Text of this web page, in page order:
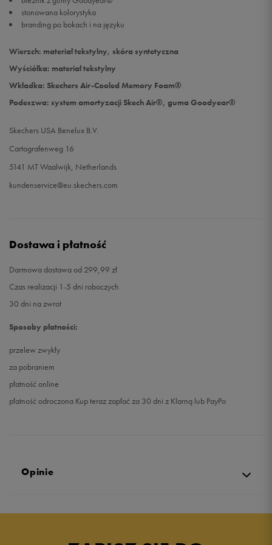
stonowana kolorystyka
branding po bokach i na języku
Wierzch: materiał tekstylny, skóra syntetyczna
Wyściółka: materiał tekstylny
Wkładka: Skechers Air-Cooled Memory Foam®
Podeszwa: system amortyzacji Skech Air®, guma Goodyear®
Skechers USA Benelux B.V.
Cartografenweg 16
5141 MT Waalwijk, Netherlands
kundenservice@eu.skechers.com
Dostawa i płatność
Darmowa dostawa od 299,99 zł
Czas realizacji 1-5 dni roboczych
30 dni na zwrot
Sposoby płatności:
przelew zwykły
za pobraniem
płatność online
płatność odroczona Kup teraz zapłać za 30 dni z Klarną lub PayPo
Opinie
5.0